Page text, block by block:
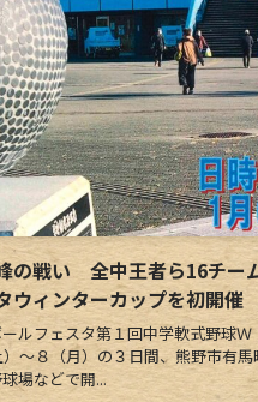
の戦い 全中王者ら16チ
ウィンターカップを初開催
ルフェスタ第１回中学軟式野球Ｗ
～８（月）の３日間、熊野市有
場などで開...